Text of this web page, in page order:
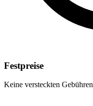
Festpreise
Keine versteckten Gebühren